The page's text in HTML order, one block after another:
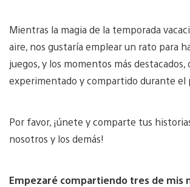
Mientras la magia de la temporada
aire, nos gustaría emplear un rato para
juegos, y los momentos más destacados,
experimentado y compartido durante el
Por favor, ¡únete y comparte tus
nosotros y los demás!
Empezaré compartiendo tres de mis